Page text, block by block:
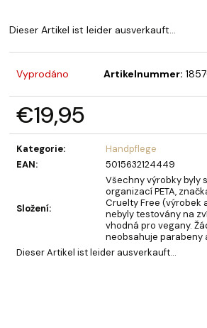
Dieser Artikel ist leider ausverkauft…
Vyprodáno Artikelnummer:
€19,95
Verkaufspreis:
Kategorie:
Handpflege
EAN: 5015632124449
Složení:
Všechny výrobky byly
organizací PETA,
Cruelty Free (výrobek
nebyly testovány na
vhodná pro vegany.
neobsahuje parabeny
Dieser Artikel ist leider ausverkauft…